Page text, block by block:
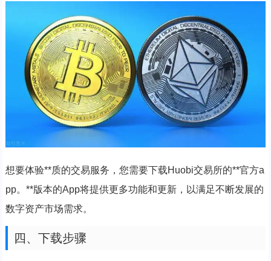
想要体验**质的交易服务，您需要下载Huobi交易所的**官方a
pp。**版本的App将提供更多功能和更新，以满足不断发展的
数字资产市场需求。
四、下载步骤